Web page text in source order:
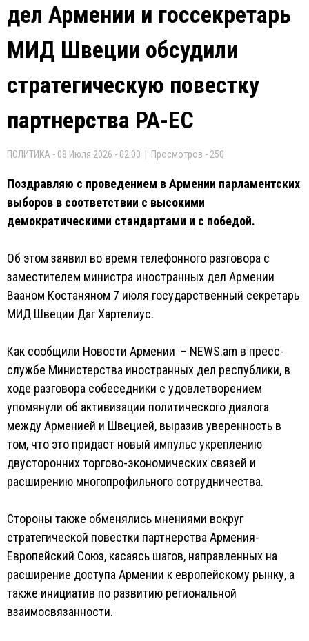
дел Армении и госсекретарь
МИД Швеции обсудили
стратегическую повестку
партнерства РА-ЕС
ПОЛИТИКА - 08 Июля 2026 - 02:00 | Просмотров - 250
Поздравляю с проведением в Армении парламентских
выборов в соответствии с высокими
демократическими стандартами и с победой.
Об этом заявил во время телефонного разговора с
заместителем министра иностранных дел Армении
Вааном Костаняном 7 июля государственный секретарь
МИД Швеции Даг Хартелиус.
Как сообщили Новости Армении – NEWS.am в пресс-
службе Министерства иностранных дел республики, в
ходе разговора собеседники с удовлетворением
упомянули об активизации политического диалога
между Арменией и Швецией, выразив уверенность в
том, что это придаст новый импульс укреплению
двусторонних торгово-экономических связей и
расширению многопрофильного сотрудничества.
Стороны также обменялись мнениями вокруг
стратегической повестки партнерства Армения-
Европейский Союз, касаясь шагов, направленных на
расширение доступа Армении к европейскому рынку, а
также инициатив по развитию региональной
взаимосвязанности.